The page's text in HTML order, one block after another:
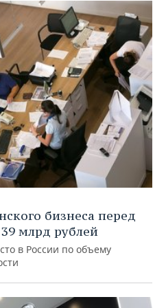
бизнеса перед
млрд рублей
в России по объему